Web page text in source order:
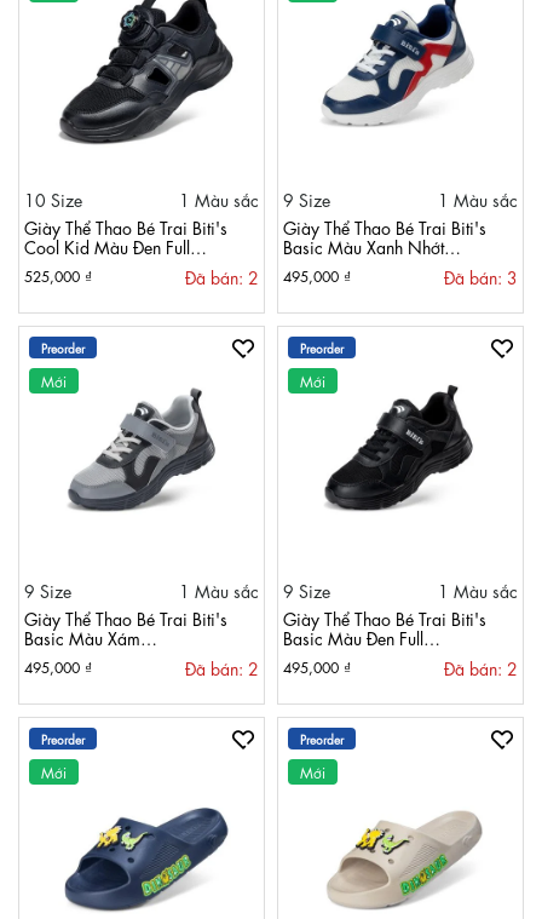
10 Size
1 Màu sắc
Giày Thể Thao Bé Trai Biti's
Cool Kid Màu Đen Full
525,000 ₫ Đã bán: 2
9 Size
1 Màu sắc
Giày Thể Thao Bé Trai Biti's
Basic Màu Xanh Nhớt
495,000 ₫ Đã bán: 3
Preorder
Mới
9 Size
1 Màu sắc
Giày Thể Thao Bé Trai Biti's
Basic Màu Xám
495,000 ₫ Đã bán: 2
Preorder
Mới
9 Size
1 Màu sắc
Giày Thể Thao Bé Trai Biti's
Basic Màu Đen Full
495,000 ₫ Đã bán: 2
Preorder
Mới
Preorder
Mới